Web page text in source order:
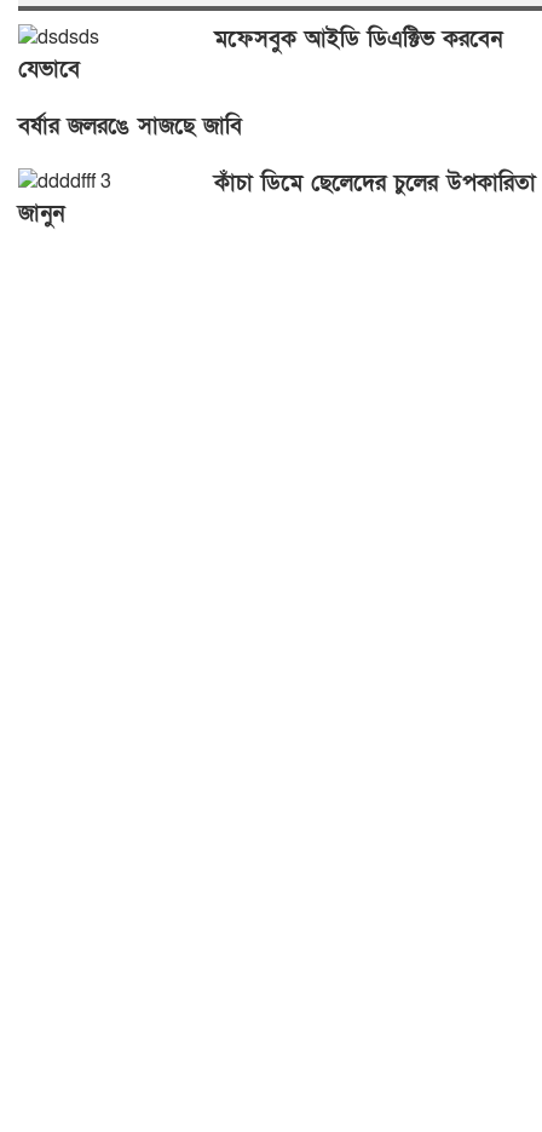
মফেসবুক আইডি ডিএক্টিভ করবেন
যেভাবে
বর্ষার জলরঙে সাজছে জাবি
কাঁচা ডিমে ছেলেদের চুলের উপকারিতা
জানুন